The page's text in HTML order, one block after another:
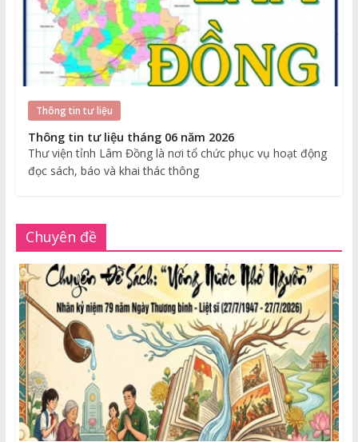
Thông tin tư liệu
Thông tin tư liệu tháng 06 năm 2026
Thư viện tỉnh Lâm Đồng là nơi tổ chức phục vụ hoạt động
đọc sách, báo và khai thác thông
Chuyên đề